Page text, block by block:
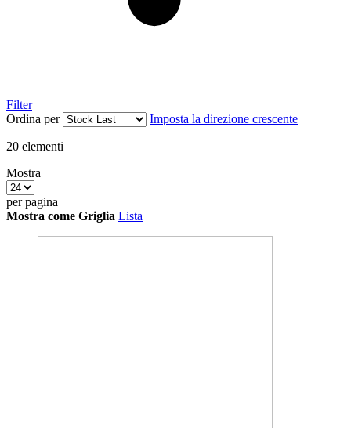
Filter
Ordina per
Imposta la direzione crescente
20 elementi
Mostra
per pagina
Mostra come Griglia Lista